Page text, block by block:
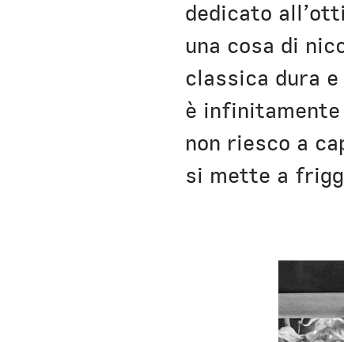
dedicato
una cosa di
classica dura
è
non riesco a
si mette a